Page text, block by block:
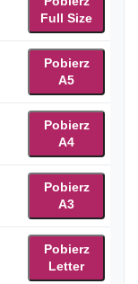
Full Size
Pobierz
A5
Pobierz
A4
Pobierz
A3
Pobierz
Letter